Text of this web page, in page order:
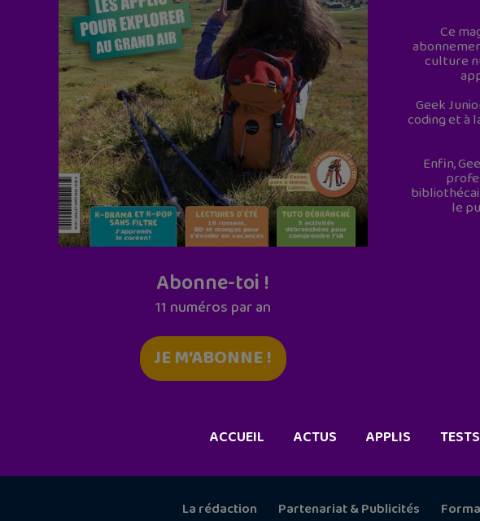
Abonne-toi !
11 numéros par an
JE M'ABONNE !
Ce
culture
Geek
coding et à
Enfin,
le
ACCUEIL ACTUS APPLIS TESTS
La rédaction Partenariat & Publicités